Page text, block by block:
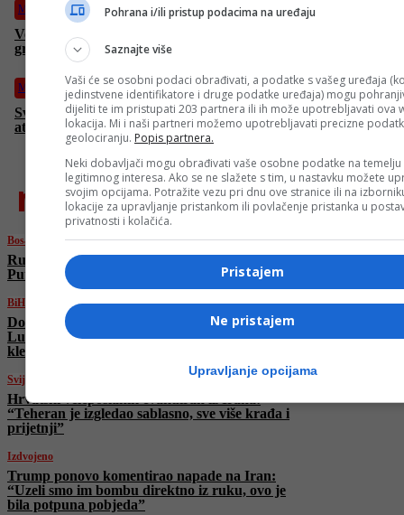
Magazin
Venecija, grad koji tone: Predložen radikalan plan izdizanja
grada iznad nivoa mora
Magazin
Svemirska letjelica iz doba Hladnog rata vraća se u Zemljinu
atmosferu nakon 53 godine u orbiti
najnovije
Bosanski vjestnik
Rusija i Kina napale Ameriku zbog Irana!
Putin oštro Trumpu: „Prekini agresiju!“
BiH
Dodik ugostio Roda Blagojevića u Banjoj
Luci: “Dva kontinenta, ali isti princip – ne
klečimo ni pred kim”
Svijet
Hrvatski veleposlanik evakuiran iz Irana:
“Teheran je izgledao sablasno, sve više krađa i
prijetnji”
Izdvojeno
Trump ponovo komentirao napade na Iran:
“Uzeli smo im bombu direktno iz ruku, ovo je
bila potpuna pobjeda”
Pohrana i/ili pristup podacima na uređaju
Saznajte više
Vaši će se osobni podaci obrađivati, a podatke s vašeg uređaja
jedinstvene identifikatore i druge podatke uređaja) mogu
dijeliti te im pristupati 203 partnera ili ih može upotrebljavati ova
lokacija. Mi i naši partneri možemo upotrebljavati precizne
geolociranju. Popis partnera.
Neki dobavljači mogu obrađivati vaše osobne podatke na temelju
legitimnog interesa. Ako se ne slažete s tim, u nastavku možete
svojim opcijama. Potražite vezu pri dnu ove stranice ili na
lokacije za upravljanje pristankom ili povlačenje pristanka u
privatnosti i kolačića.
Pristajem
Ne pristajem
Upravljanje opcijama